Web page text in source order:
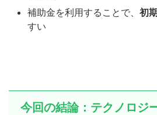
補助金を利用することで、 初
すい
今回の結論：テクノロジ